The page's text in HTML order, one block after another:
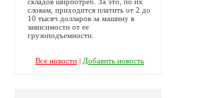
словам, приходится платить от 2 до
10 тысяч долларов за машину в
зависимости от ее
грузоподъемности.
Все новости| Добавить новость